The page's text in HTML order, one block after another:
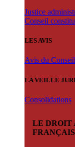
Justice
Conseil
LES AVIS
Avis du
LA VEILLE
Consolidations
LE DROIT